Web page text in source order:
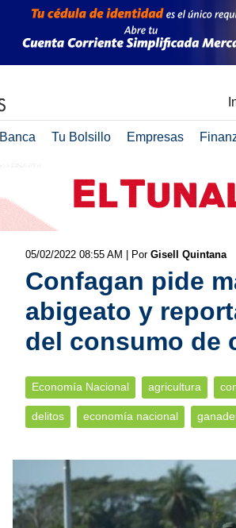
Banca Tu Bolsillo Empresas
05/02/2022 08:55 AM | Por Gisell Quintana
Confagan pide
abigeato y
del consumo de
Economía Nacional agricultura
delitos economía nacional